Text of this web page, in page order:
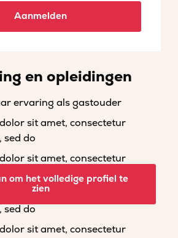
Aanmelden
en opleidingen
ervaring als gastouder
sit amet, consectetur
sed do
sit amet, consectetur
sed do
sit amet, consectetur
sed do
sit amet, consectetur
om het volledige profiel te
zien